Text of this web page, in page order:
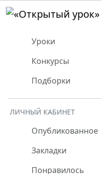
Уроки
Конкурсы
Подборки
ЛИЧНЫЙ КАБИНЕТ
Опубликованное
Закладки
Понравилось